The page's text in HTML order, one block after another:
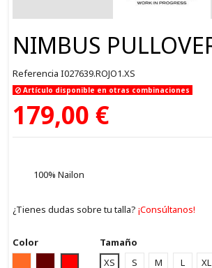
NIMBUS
Referencia I027639.ROJO1.XS
Artículo disponible en otras combinaciones
179,00 €
100% Nailon
¿Tienes dudas sobre tu talla? ¡Consúltanos!
Color
Tamaño
XS
S M L XL